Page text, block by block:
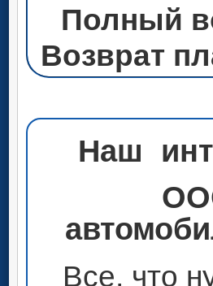
Полный
Возврат
Наш
Все, что